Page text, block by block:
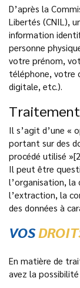
D’après la
Libertés (CNIL),
information
personne
votre prénom,
téléphone, votre
digitale, etc.).
Il s’agit d’une «
portant sur des
procédé utilisé
Il peut être
l’organisation,
l’extraction, la
des données à
VOS
En matière de
avez la